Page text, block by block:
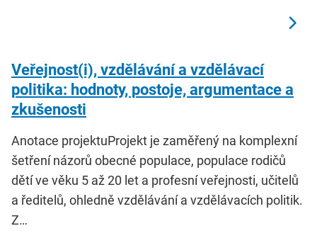
Veřejnost(i), vzdělávání a vzdělávací
politika: hodnoty, postoje, argumentace a
zkušenosti
Anotace projektuProjekt je zaměřený na komplexní
šetření názorů obecné populace, populace rodičů
dětí ve věku 5 až 20 let a profesní veřejnosti, učitelů
a ředitelů, ohledně vzdělávání a vzdělávacích politik.
Z…